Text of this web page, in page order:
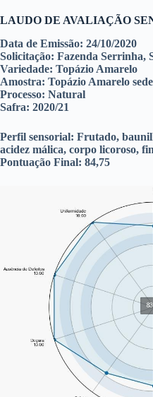
LAUDO DE AVALIAÇÃO
Data de Emissão: 24/10/2020
Solicitação: Fazenda Serrinha,
Variedade: Topázio Amarelo
Amostra: Topázio Amarelo
Processo: Natural
Safra: 2020/21
Perfil sensorial: Frutado,
acidez málica, corpo licoroso,
Pontuação Final: 84,75